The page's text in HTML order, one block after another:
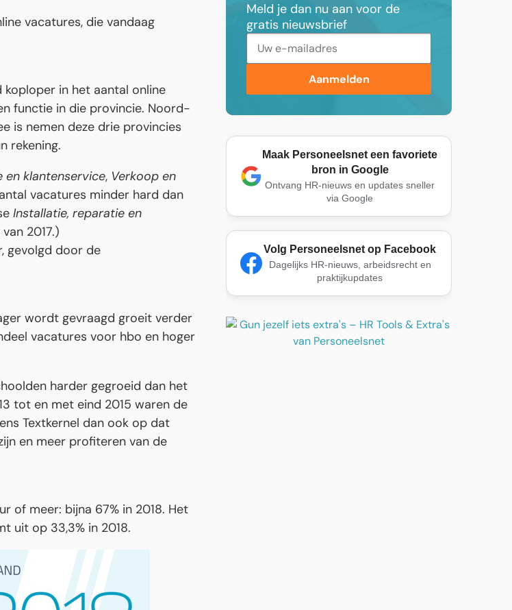
vacatures, die vandaag
in het aantal online
functie in die provincie. Noord-
is nemen deze drie provincies
rekening.
en klantenservice, Verkoop en
vacatures minder hard dan
Installatie, reparatie en
2017.)
gevolgd door de
wordt gevraagd groeit verder
vacatures voor hbo en hoger
harder gegroeid dan het
tot en met eind 2015 waren de
Textkernel dan ook op dat
en meer profiteren van de
of meer: bijna 67% in 2018. Het
uit op 33,3% in 2018.
Meld je dan nu aan voor de
gratis nieuwsbrief
Aanmelden
Maak Personeelsnet een favoriete
bron in Google
Ontvang HR-nieuws en updates sneller
via Google
Volg Personeelsnet op Facebook
Dagelijks HR-nieuws, arbeidsrecht en
praktijkupdates